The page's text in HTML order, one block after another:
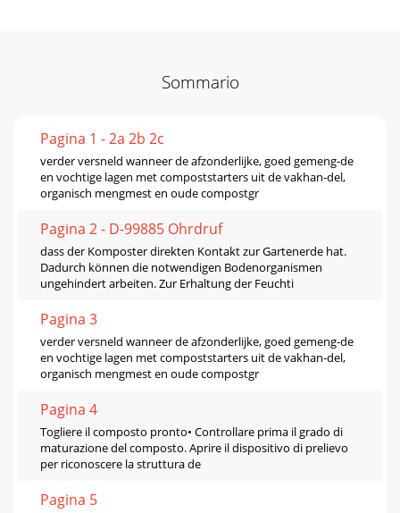
Sommario
Pagina 1 - 2a 2b 2c
verder versneld wanneer de afzonderlijke, goed gemeng-de
en vochtige lagen met compoststarters uit de vakhan-del,
organisch mengmest en oude compostgr
Pagina 2 - D-99885 Ohrdruf
dass der Komposter direkten Kontakt zur Gartenerde hat.
Dadurch können die notwendigen Bodenorganismen
ungehindert arbeiten. Zur Erhaltung der Feuchti
Pagina 3
verder versneld wanneer de afzonderlijke, goed gemeng-de
en vochtige lagen met compoststarters uit de vakhan-del,
organisch mengmest en oude compostgr
Pagina 4
Togliere il composto pronto• Controllare prima il grado di
maturazione del composto. Aprire il dispositivo di prelievo
per riconoscere la struttura de
Pagina 5